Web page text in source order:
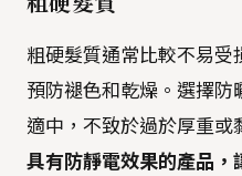
粗硬髮質通常比較不易
預防褪色和乾燥。選擇
適中，不致於過於厚重或
具有防靜電效果的產品，